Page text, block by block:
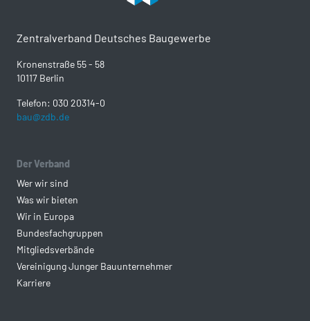
Zentralverband Deutsches Baugewerbe
Kronenstraße 55 - 58
10117 Berlin
Telefon: 030 20314-0
bau@zdb.de
Der Verband
Wer wir sind
Was wir bieten
Wir in Europa
Bundesfachgruppen
Mitgliedsverbände
Vereinigung Junger Bauunternehmer
Karriere